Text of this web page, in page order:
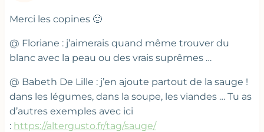
Merci les copines 🙂
@ Floriane : j’aimerais quand même trouver du
blanc avec la peau ou des vrais suprêmes …
@ Babeth De Lille : j’en ajoute partout de la sauge !
dans les légumes, dans la soupe, les viandes … Tu as
d’autres exemples avec ici
: https://altergusto.fr/tag/sauge/